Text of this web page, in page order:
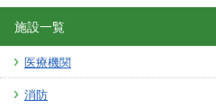
施設一覧
医療機関
消防